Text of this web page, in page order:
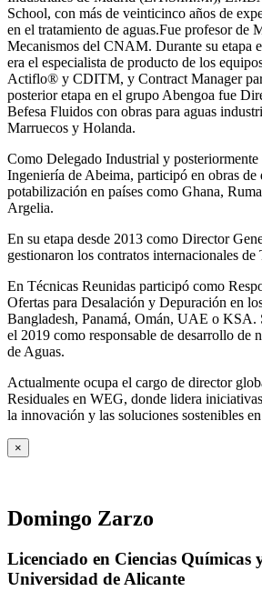
School, con más de veinticinco años de
en el tratamiento de aguas.Fue profesor de
Mecanismos del CNAM. Durante su etapa
era el especialista de producto de los
Actiflo® y CDITM, y Contract Manager
posterior etapa en el grupo Abengoa fue
Befesa Fluidos con obras para aguas
Marruecos y Holanda.
Como Delegado Industrial y
Ingeniería de Abeima, participó en obras de
potabilización en países como Ghana,
Argelia.
En su etapa desde 2013 como Director
gestionaron los contratos internacionales
En Técnicas Reunidas participó como
Ofertas para Desalación y Depuración en
Bangladesh, Panamá, Omán, UAE o KSA.
el 2019 como responsable de desarrollo de
de Aguas.
Actualmente ocupa el cargo de director
Residuales en WEG, donde lidera
la innovación y las soluciones sostenibles
×
Domingo Zarzo
Licenciado en Ciencias Químicas
Universidad de Alicante